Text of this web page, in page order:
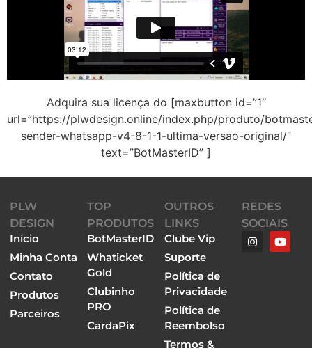
Adquira sua licença do [maxbutton id=”1″
url=”https://plwdesign.online/index.php/produto/
sender-whatsapp-v4-8-1-1-ultima-versao-original/”
text=”BotMasterID” ]
PLW
DESIGN
Início
Minha Conta
Contato
Produtos
Parceiros
TOP
PRODUTOS
BotMasterID
Whaticket
Gold
Clubinho
PRO
CardaPix
OUTROS
LINKS
Clube Vip
Suporte
Política de
Privacidade
Política de
Reembolso
Termos &
REDES
SOCIAIS